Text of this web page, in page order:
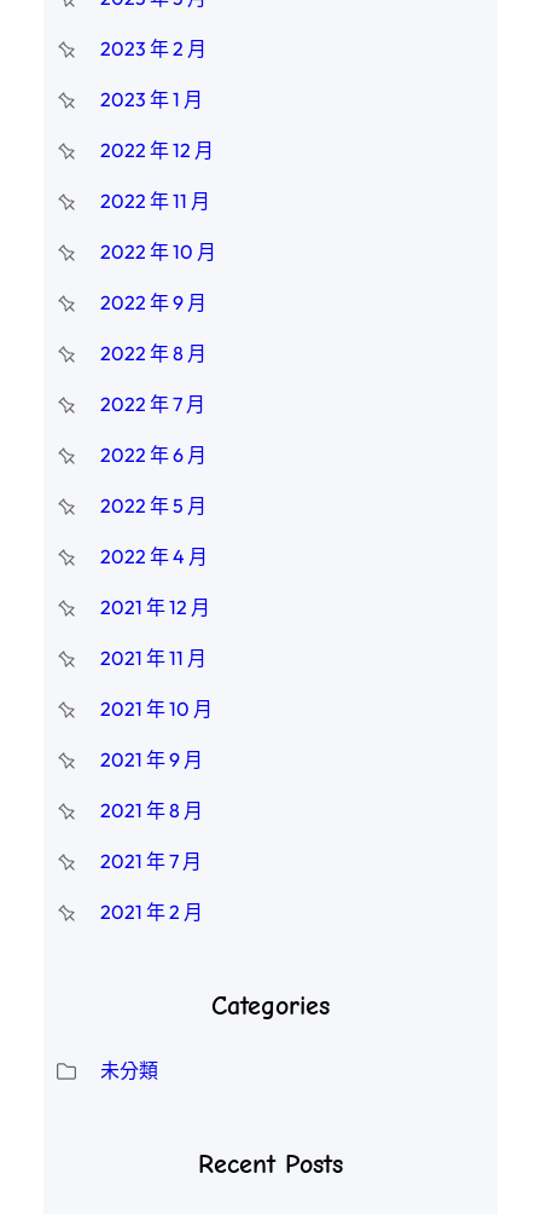
2023 年 2 月
2023 年 1 月
2022 年 12 月
2022 年 11 月
2022 年 10 月
2022 年 9 月
2022 年 8 月
2022 年 7 月
2022 年 6 月
2022 年 5 月
2022 年 4 月
2021 年 12 月
2021 年 11 月
2021 年 10 月
2021 年 9 月
2021 年 8 月
2021 年 7 月
2021 年 2 月
Categories
未分類
Recent Posts